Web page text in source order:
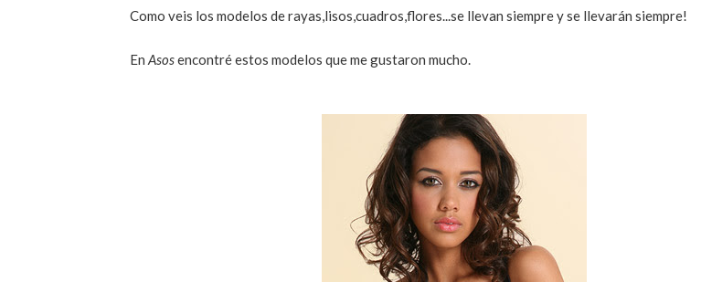
Como veis los modelos de rayas,lisos,cuadros,flores...se llevan siempre y se llevarán siempre!
En Asosencontré estos modelos que me gustaron mucho.